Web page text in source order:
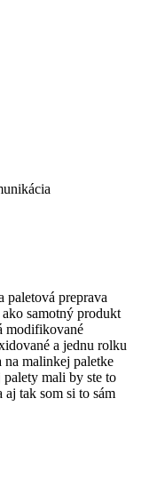
paletová preprava
samotný produkt
modifikované
a jednu rolku
malinkej paletke
palety mali by ste to
tak som si to sám